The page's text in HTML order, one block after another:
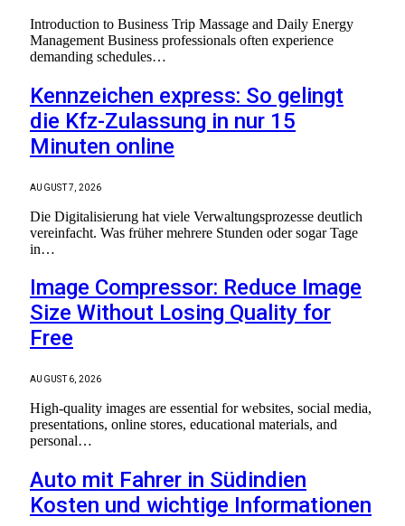
Introduction to Business Trip Massage and Daily Energy
Management Business professionals often experience
demanding schedules…
Kennzeichen express: So gelingt
die Kfz-Zulassung in nur 15
Minuten online
AUGUST 7, 2026
Die Digitalisierung hat viele Verwaltungsprozesse deutlich
vereinfacht. Was früher mehrere Stunden oder sogar Tage
in…
Image Compressor: Reduce Image
Size Without Losing Quality for
Free
AUGUST 6, 2026
High-quality images are essential for websites, social media,
presentations, online stores, educational materials, and
personal…
Auto mit Fahrer in Südindien
Kosten und wichtige Informationen